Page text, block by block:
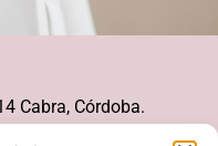
Cabra, Córdoba.